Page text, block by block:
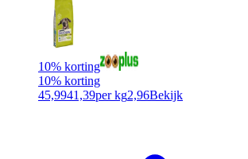
10% korting
10% korting
45,9941,39per kg2,96Bekijk